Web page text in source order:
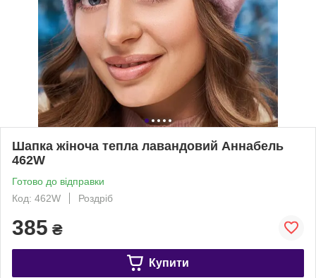
Шапка жіноча тепла лавандовий Аннабель
462W
Готово до відправки
Код: 462W
Роздріб
385 ₴
Купити